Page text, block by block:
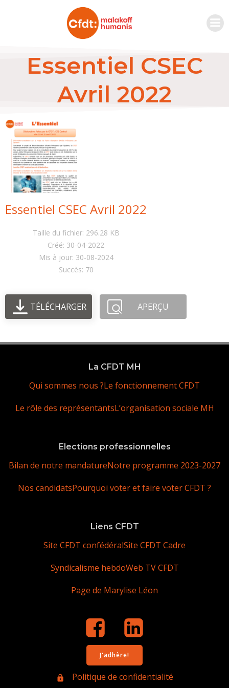
Essentiel CSEC
Avril 2022
Essentiel CSEC Avril 2022
Taille du fichier: 296.28 KB
Créé: 30-04-2022
Mis à jour: 30-08-2024
Succès: 70
TÉLÉCHARGER APERÇU
La CFDT MH
Qui sommes nous ?Le fonctionnement CFDT
Le rôle des représentantsL’organisation sociale MH
Elections professionnelles
Bilan de notre mandatureNotre programme 2023-2027
Nos candidatsPourquoi voter et faire voter CFDT ?
Liens CFDT
Site CFDT confédéralSite CFDT Cadre
Syndicalisme hebdoWeb TV CFDT
Page de Marylise Léon
J'adhère!
Politique de confidentialité